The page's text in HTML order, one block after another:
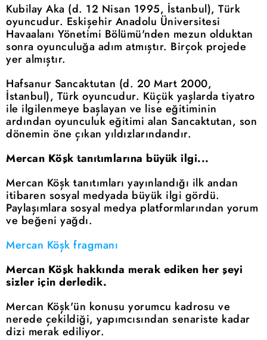
Kubilay Aka (d. 12 Nisan 1995, İstanbul), Türk
oyuncudur. Eskişehir Anadolu Üniversitesi
Havaalanı Yönetimi Bölümü'nden mezun olduktan
sonra oyunculuğa adım atmıştır. Birçok projede
yer almıştır.
Hafsanur Sancaktutan (d. 20 Mart 2000,
İstanbul), Türk oyuncudur. Küçük yaşlarda tiyatro
ile ilgilenmeye başlayan ve lise eğitiminin
ardından oyunculuk eğitimi alan Sancaktutan, son
dönemin öne çıkan yıldızlarındandır.
Mercan Köşk tanıtımlarına büyük ilgi...
Mercan Köşk tanıtımları yayınlandığı ilk andan
itibaren sosyal medyada büyük ilgi gördü.
Paylaşımlara sosyal medya platformlarından yorum
ve beğeni yağdı.
Mercan Köşk fragmanı
Mercan Köşk hakkında merak ediken her şeyi
sizler için derledik.
Mercan Köşk'ün konusu yorumcu kadrosu ve
nerede çekildiği, yapımcısından senariste kadar
dizi merak ediliyor.